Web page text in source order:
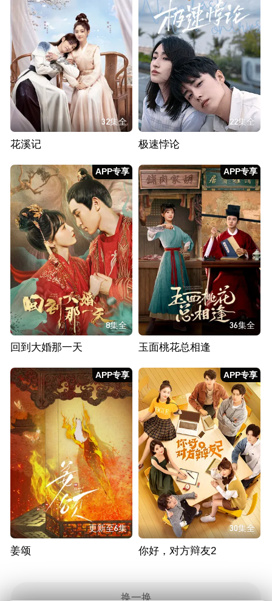
32集全
花溪记
22集全
极速悖论
APP专享
8集全
回到大婚那一天
APP专享
36集全
玉面桃花总相逢
APP专享
更新至6集
姜颂
APP专享
30集全
你好，对方辩友2
换一换